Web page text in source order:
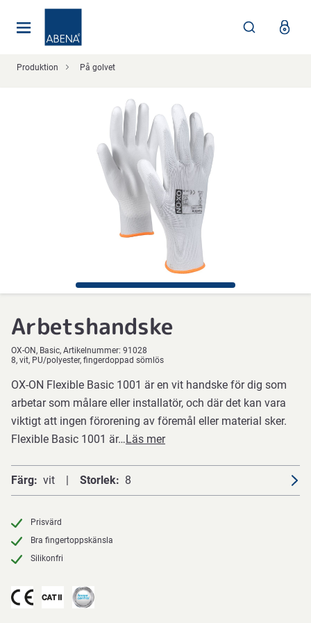
Produktion På golvet
Arbetshandske
OX-ON Basic Artikelnummer: 91028
8, vit, PU/polyester, fingerdoppad sömlös
OX-ON Flexible Basic 1001 är en vit handske för dig som
arbetar som målare eller installatör, och där det kan vara
viktigt att ingen förorening av föremål eller material sker.
Flexible Basic 1001 är…Läs mer
Färg vit Storlek 8
Prisvärd
Bra fingertoppskänsla
Silikonfri